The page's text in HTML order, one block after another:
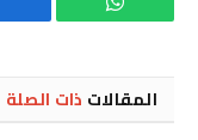
واتساب
المقالات ذات الصلة